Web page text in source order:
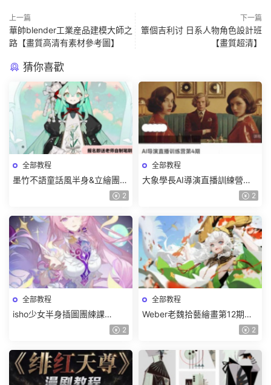
上一篇
華帥blender工業産品建模大師之
路【畫質高清有素材參考圖】
下一篇
簟個吉利讨 日系人物角色設計班
【畫質超清】
猜你喜歡
全部教程
墨竹不語童話風半身&立繪團練
課2026【畫質高清有課件筆 2
全部教程
大象學長AI導演直播訓練營第4
期2026【畫質高清有資料】 2
全部教程
isho少女半身插圖團練課
2026【畫質高清隻有視頻】 2
全部教程
Weber老魏拾藝繪畫第12期角
色特訓班【畫質不錯隻有視
2